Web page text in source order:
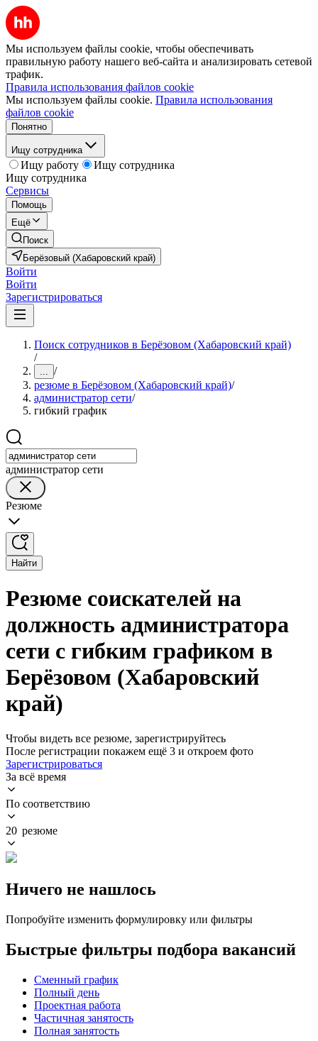
Мы используем файлы cookie, чтобы обеспечивать
правильную работу нашего веб-сайта и анализировать сетевой
трафик.
Правила использования файлов cookie
Мы используем файлы cookie. Правила использования
файлов cookie
Понятно
Ищу сотрудника
Ищу работу
Ищу сотрудника
Ищу сотрудника
Сервисы
Помощь
Ещё
Поиск
Берёзовый (Хабаровский край)
Войти
Войти
Зарегистрироваться
Поиск сотрудников в Берёзовом (Хабаровский край)
/
... /
резюме в Берёзовом (Хабаровский край)/
администратор сети/
гибкий график
администратор сети
Резюме
Найти
Резюме соискателей на
должность администратора
сети с гибким графиком в
Берёзовом (Хабаровский
край)
Чтобы видеть все резюме, зарегистрируйтесь
После регистрации покажем ещё 3 и откроем фото
Зарегистрироваться
За всё время
По соответствию
20 резюме
Ничего не нашлось
Попробуйте изменить формулировку или фильтры
Быстрые фильтры подбора вакансий
Сменный график
Полный день
Проектная работа
Частичная занятость
Полная занятость